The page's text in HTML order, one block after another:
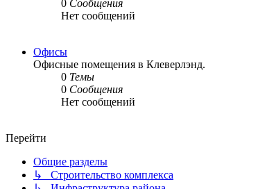
0 Сообщения
Нет сообщений
Офисы
Офисные помещения в Клеверлэнд.
0 Темы
0 Сообщения
Нет сообщений
Перейти
Общие разделы
↳ Строительство комплекса